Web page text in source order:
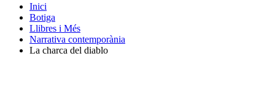
Inici
Botiga
Llibres i Més
Narrativa contemporània
La charca del diablo